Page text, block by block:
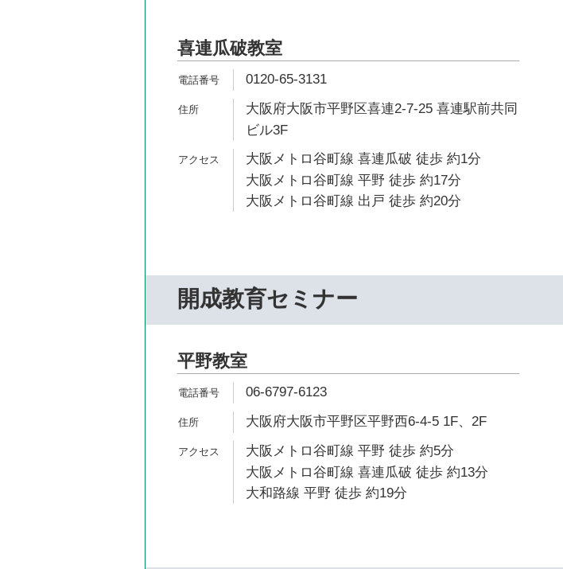
喜連瓜破教室
0120-65-3131
大阪府大阪市平野区喜連2-7-25 喜連駅前共同
ビル3F
大阪メトロ谷町線 喜連瓜破 徒歩 約1分
大阪メトロ谷町線 平野 徒歩 約17分
大阪メトロ谷町線 出戸 徒歩 約20分
開成教育セミナー
平野教室
06-6797-6123
大阪府大阪市平野区平野西6-4-5 1F、2F
大阪メトロ谷町線 平野 徒歩 約5分
大阪メトロ谷町線 喜連瓜破 徒歩 約13分
大和路線 平野 徒歩 約19分